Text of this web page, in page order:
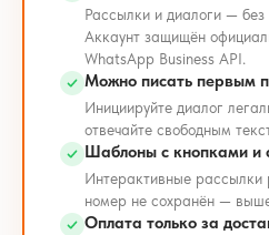
Рассылки и диалоги —
Аккаунт защищён
WhatsApp Business API.
Можно писать первым
Инициируйте диалог
отвечайте свободным
Шаблоны с кнопками и
Интерактивные рассылки
номер не сохранён —
Оплата только за